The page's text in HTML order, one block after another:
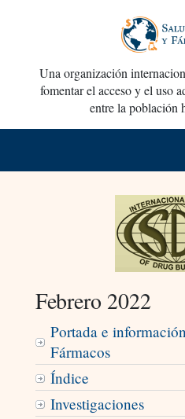
Una organización
fomentar el acceso y el uso
entre la población
Febrero 2022
Portada e
Fármacos
Índice
Investigaciones